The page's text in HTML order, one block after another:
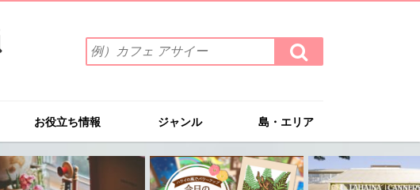
索
ワ
を
入
力
(例）
検
索
す
お役立ち情報 ジャンル 島・エリア